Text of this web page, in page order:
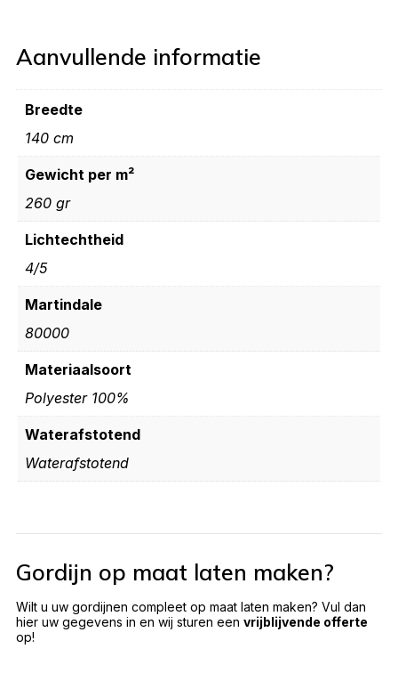
Aanvullende informatie
Breedte
140 cm
Gewicht per m²
260 gr
Lichtechtheid
4/5
Martindale
80000
Materiaalsoort
Polyester 100%
Waterafstotend
Waterafstotend
Gordijn op maat laten maken?
Wilt u uw gordijnen compleet op maat laten maken? Vul dan
hier uw gegevens in en wij sturen een vrijblijvende offerte
op!